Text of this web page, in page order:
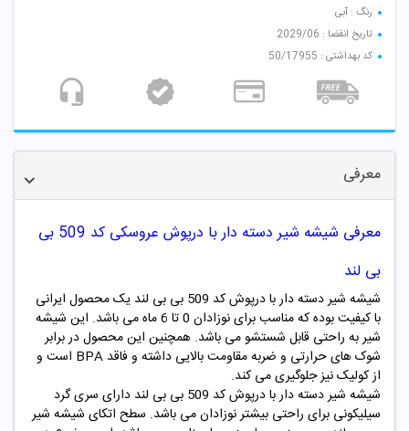
رنگ : آبی
تاریخ انقضا : 2029/06
کد بهداشتی : 50/17955
معرفی
معرفی شیشه شیر دسته دار با درپوش عروسکی کد 509 بی
بی لند
شیشه شیر دسته دار با درپوش کد 509 بی بی لند یک محصول ایرانی
با کیفیت بوده که مناسب برای نوزادان 0 تا 6 ماه می باشد. این شیشه
شیر به راحتی قابل شستشو می باشد. همچنین این محصول در برابر
شوک های حرارتی و ضربه مقاومت بالایی داشته و فاقد BPA است و
از کولیک نیز جلوگیری می کند.
شیشه شیردسته دار با درپوش کد 509 بی بی لند
دارای سری گرد
سیلیکونی برای راحتی بیشتر نوزادان می باشد. سطح اتکای شیشه شیر